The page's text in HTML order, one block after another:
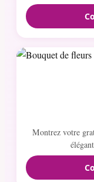
Montrez votre